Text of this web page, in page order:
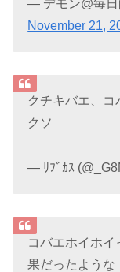
— デモン@毎日
November 21,
クチキバエ、コ
クソ
— ﾘﾌﾞｶｽ
コバエホイホ
果だったような